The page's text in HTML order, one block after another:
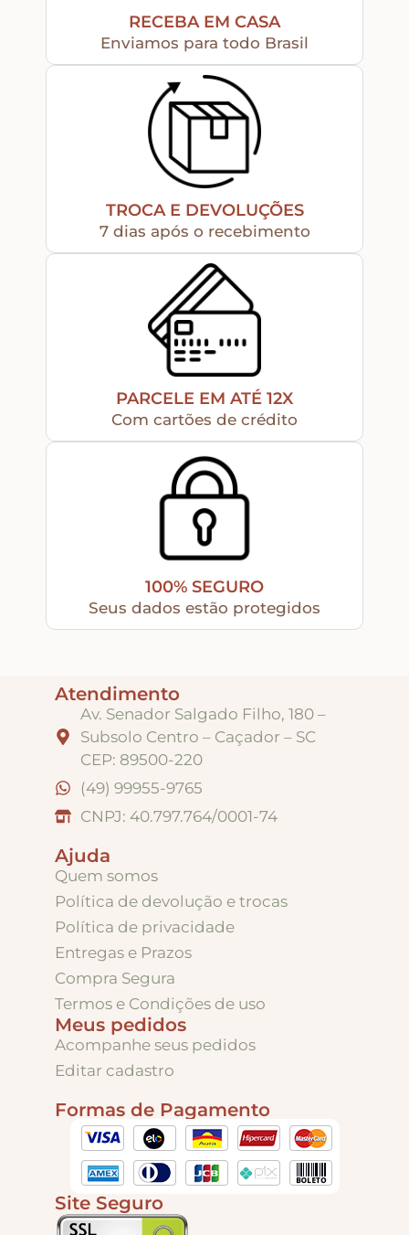
Apliques de Resina
Papéis – Scrapbook – Botons
Imagens para Sublimação
Auxiliares
Base para Artesanato – Primers – Gesso
Envelhecedores
Ferragens
Pezinhos
Puxadores e Fechos
Dobradiças – Ganchos – Diversos
Ferramentas
Contato
RECEBA EM CASA
Enviamos para todo Brasil
TROCA E DEVOLUÇÕES
7 dias após o recebimento
PARCELE EM ATÉ 12X
Com cartões de crédito
100% SEGURO
Seus dados estão protegidos
Atendimento
Av. Senador Salgado Filho, 180 –
Subsolo Centro – Caçador – SC
CEP: 89500-220
(49) 99955-9765
CNPJ: 40.797.764/0001-74
Ajuda
Quem somos
Política de devolução e trocas
Política de privacidade
Entregas e Prazos
Compra Segura
Termos e Condições de uso
Meus pedidos
Acompanhe seus pedidos
Editar cadastro
Formas de Pagamento
Site Seguro